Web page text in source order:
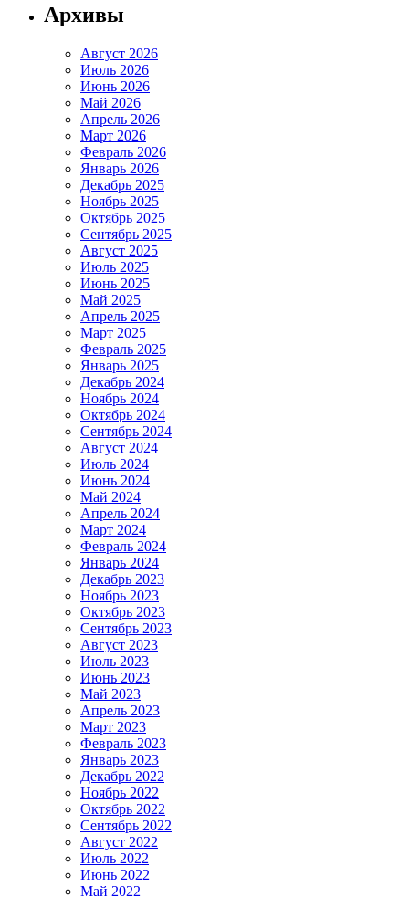
Архивы
Август 2026
Июль 2026
Июнь 2026
Май 2026
Апрель 2026
Март 2026
Февраль 2026
Январь 2026
Декабрь 2025
Ноябрь 2025
Октябрь 2025
Сентябрь 2025
Август 2025
Июль 2025
Июнь 2025
Май 2025
Апрель 2025
Март 2025
Февраль 2025
Январь 2025
Декабрь 2024
Ноябрь 2024
Октябрь 2024
Сентябрь 2024
Август 2024
Июль 2024
Июнь 2024
Май 2024
Апрель 2024
Март 2024
Февраль 2024
Январь 2024
Декабрь 2023
Ноябрь 2023
Октябрь 2023
Сентябрь 2023
Август 2023
Июль 2023
Июнь 2023
Май 2023
Апрель 2023
Март 2023
Февраль 2023
Январь 2023
Декабрь 2022
Ноябрь 2022
Октябрь 2022
Сентябрь 2022
Август 2022
Июль 2022
Июнь 2022
Май 2022